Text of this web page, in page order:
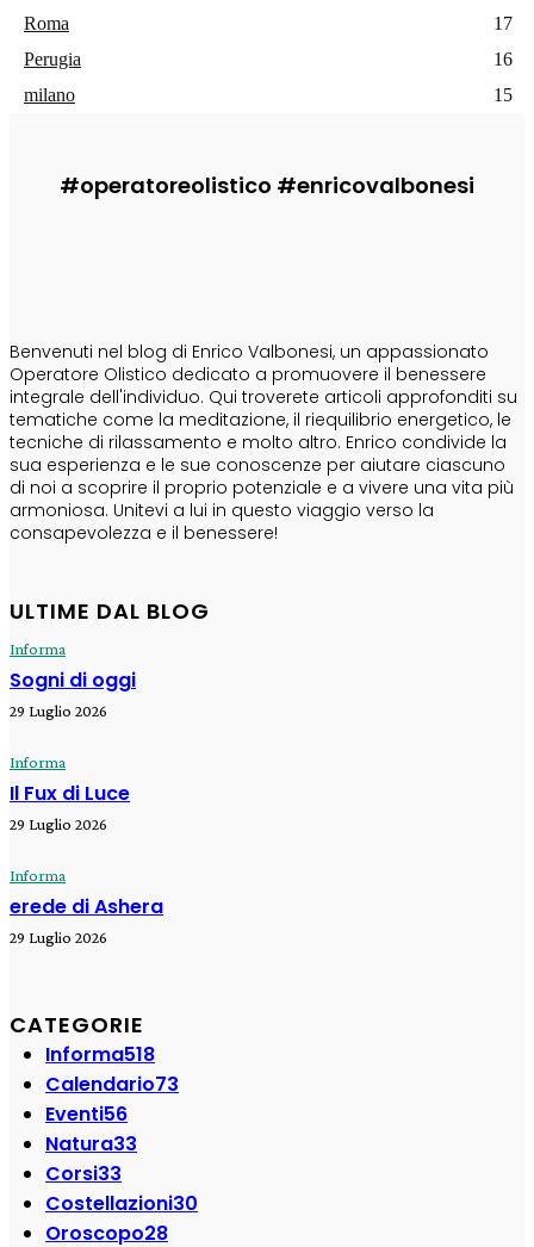
Roma
17
Perugia
16
milano
15
#operatoreolistico #enricovalbonesi
Benvenuti nel blog di Enrico Valbonesi, un appassionato
Operatore Olistico dedicato a promuovere il benessere
integrale dell'individuo. Qui troverete articoli approfonditi su
tematiche come la meditazione, il riequilibrio energetico, le
tecniche di rilassamento e molto altro. Enrico condivide la
sua esperienza e le sue conoscenze per aiutare ciascuno
di noi a scoprire il proprio potenziale e a vivere una vita più
armoniosa. Unitevi a lui in questo viaggio verso la
consapevolezza e il benessere!
ULTIME DAL BLOG
Informa
Sogni di oggi
29 Luglio 2026
Informa
Il Fux di Luce
29 Luglio 2026
Informa
erede di Ashera
29 Luglio 2026
CATEGORIE
Informa518
Calendario73
Eventi56
Natura33
Corsi33
Costellazioni30
Oroscopo28